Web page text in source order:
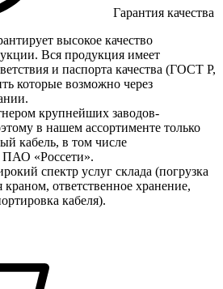
Гарантия качества
высокое качество
Вся продукция имеет
и паспорта качества (ГОСТ Р,
которые возможно через
крупнейших заводов-
в нашем ассортименте только
кабель, в том числе
ПАО «Россети».
спектр услуг склада (погрузка
краном, ответственное хранение,
кабеля).